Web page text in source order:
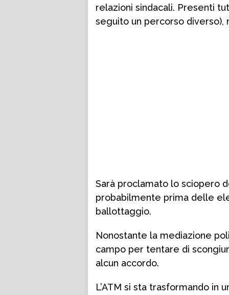
relazioni sindacali. Presenti
seguito un percorso diverso),
Sarà proclamato lo sciopero
probabilmente prima delle
ballottaggio.
Nonostante la mediazione
campo per tentare di
alcun accordo.
L’ATM si sta trasformando in